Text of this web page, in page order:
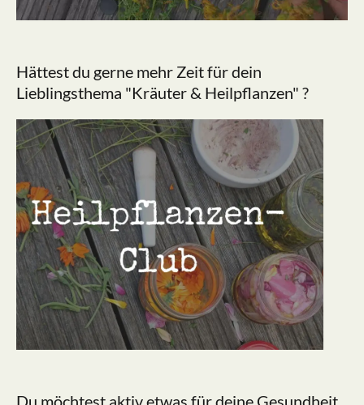
Hättest du gerne mehr Zeit für dein
Lieblingsthema "Kräuter & Heilpflanzen" ?
Du möchtest aktiv etwas für deine Gesundheit